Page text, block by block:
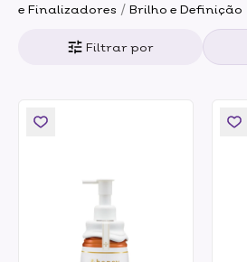
e Finalizadores / Brilho e Definição
Filtrar por